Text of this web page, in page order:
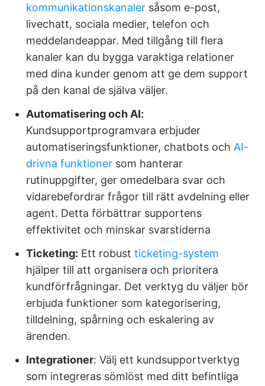
kommunikationskanaler såsom e-post,
livechatt, sociala medier, telefon och
meddelandeappar. Med tillgång till flera
kanaler kan du bygga varaktiga relationer
med dina kunder genom att ge dem support
på den kanal de själva väljer.
Automatisering och AI:
Kundsupportprogramvara erbjuder
automatiseringsfunktioner, chatbots och AI-
drivna funktioner som hanterar
rutinuppgifter, ger omedelbara svar och
vidarebefordrar frågor till rätt avdelning eller
agent. Detta förbättrar supportens
effektivitet och minskar svarstiderna
Ticketing: Ett robust ticketing-system
hjälper till att organisera och prioritera
kundförfrågningar. Det verktyg du väljer bör
erbjuda funktioner som kategorisering,
tilldelning, spårning och eskalering av
ärenden.
Integrationer: Välj ett kundsupportverktyg
som integreras sömlöst med ditt befintliga